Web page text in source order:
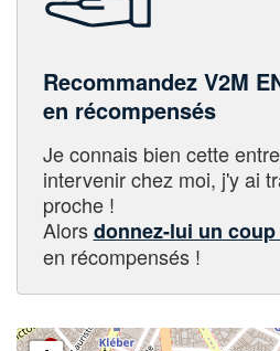
Recommandez V2M
en récompensés
Je connais bien cette
intervenir chez moi, j'y ai
proche !
Alorsdonnez-lui un
en récompensés !